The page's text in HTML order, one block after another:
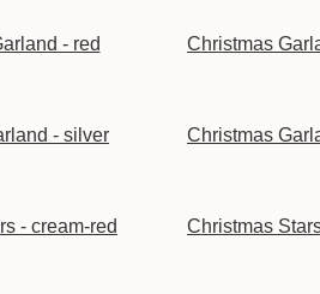
Christmas
Christmas
Christmas